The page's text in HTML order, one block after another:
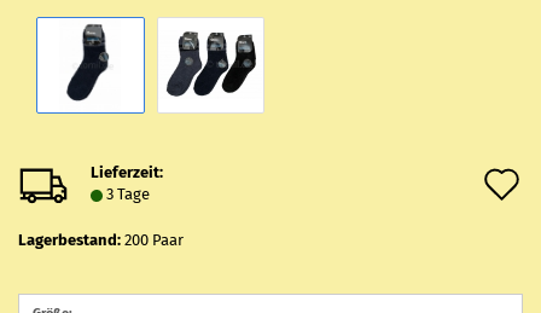
Lieferzeit:
3 Tage
Lagerbestand: 200 Paar